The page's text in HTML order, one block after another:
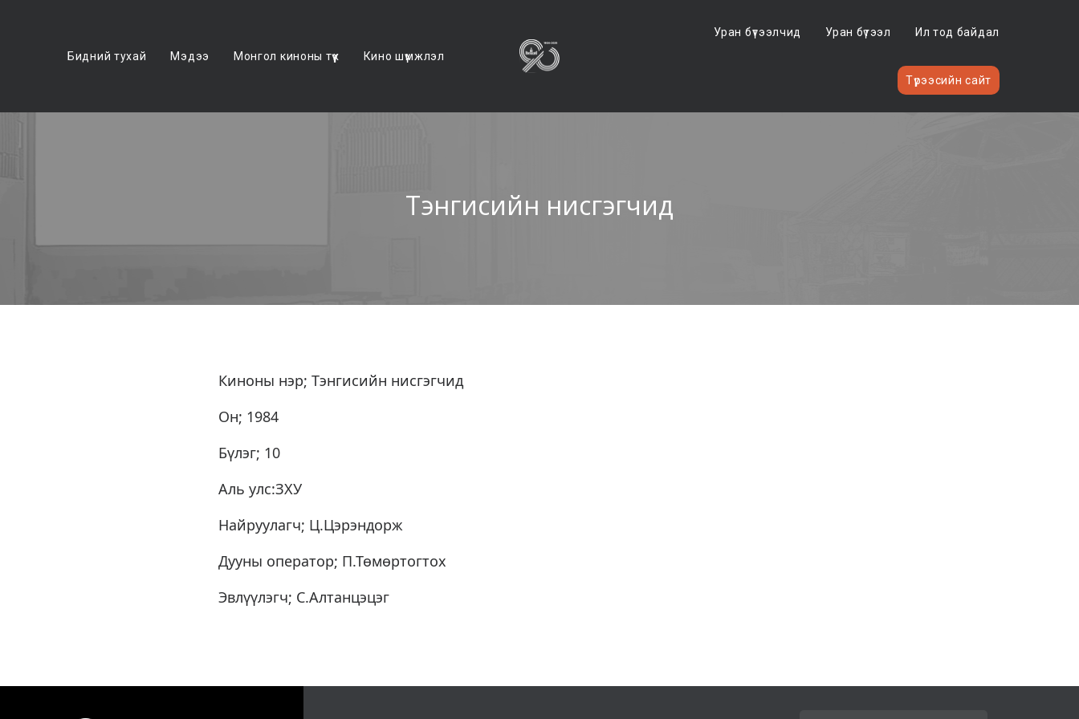
Бидний тухай Мэдээ Монгол киноны түүх Кино шүүмжлэл
Уран бүтээлчид Уран бүтээл Ил тод байдал
Түрээсийн сайт
Тэнгисийн нисгэгчид
Киноны нэр; Тэнгисийн нисгэгчид
Он; 1984
Бүлэг; 10
Аль улс:ЗХУ
Найруулагч; Ц.Цэрэндорж
Дууны оператор; П.Төмөртогтох
Эвлүүлэгч; С.Алтанцэцэг